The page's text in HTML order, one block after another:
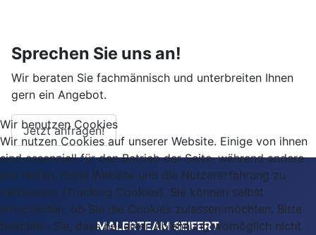
Sprechen Sie uns an!
Wir beraten Sie fachmännisch und unterbreiten Ihnen
gern ein Angebot.
Jetzt anfragen!
MALERTEAM SEIFERT
Wir benutzen Cookies
Wir nutzen Cookies auf unserer Website. Einige von ihnen
sind essenziell für den Betrieb der Seite, während andere
uns helfen, diese Website und die Nutzererfahrung zu
verbessern (Tracking Cookies). Sie können selbst
entscheiden, ob Sie die Cookies zulassen möchten. Bitte
beachten Sie, dass bei einer Ablehnung womöglich nicht